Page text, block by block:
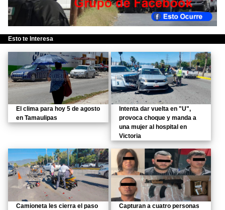
Esto te Interesa
El clima para hoy 5 de agosto
en Tamaulipas
Intenta dar vuelta en "U",
provoca choque y manda a
una mujer al hospital en
Victoria
Camioneta les cierra el paso
Capturan a cuatro personas